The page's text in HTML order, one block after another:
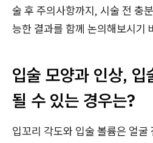
술 후 주의사항까지, 시술 전 충
능한 결과를 함께 논의해보시기
입술 모양과 인상, 입
될 수 있는 경우는?
입꼬리 각도와 입술 볼륨은 얼굴